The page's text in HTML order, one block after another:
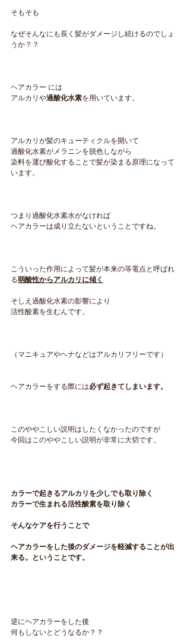
そもそも
なぜそんなにも長く髪がダメージし続けるのでしょ
うか？？
ヘアカラー には
アルカリや過酸化水素を用いています。
アルカリが髪のキューティクルを開いて
過酸化水素がメラニンを脱色しながら
染料を運び酸化することで髪が染まる原理になって
います。
つまり過酸化水素水がなければ
ヘアカラーは成り立たないということですね。
こういった作用によって髪が本来の等電点と呼ばれ
る弱酸性からアルカリに傾く
そしえ過酸化水素の影響により
活性酸素を生むんです。
（マニキュアやヘナなどはアルカリフリーです）
ヘアカラーをする際には必ず起きてしまいます。
このややこしい説明はしたくなかったのですが
今回はこのややこしい説明が非常に大切です。
カラーで起きるアルカリを少しでも取り除く
カラーで生まれる活性酸素を取り除く
そんなケアを行うことで
ヘアカラーをした後のダメージを軽減することが出
来る。ということです。
逆にヘアカラーをした後
何もしないとどうなるか？？